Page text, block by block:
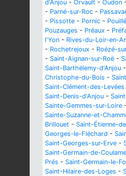
d'Anjou - Orvault - Oudon -
- Parné-sur-Roc -
- Pissotte - Pornic - Pouillé
Pouzauges - Préaux -
l'Yon - Rives-du-Loir-en-
- Rochetrejoux - Roézé-
- Saint-Aignan-sur-Roë -
Saint-Barthélemy-d'Anjou -
Christophe-du-Bois -
Saint-Clément-des-Levées
Saint-Denis-d'Anjou -
Sainte-Gemmes-sur-Loire -
Sainte-Suzanne-et-
Brillouet - Saint-Étienne-
Georges-le-Fléchard -
Saint-Georges-sur-Erve -
Saint-Germain-de-
Prés - Saint-Germain-le-
Saint-Hilaire-des-Loges -